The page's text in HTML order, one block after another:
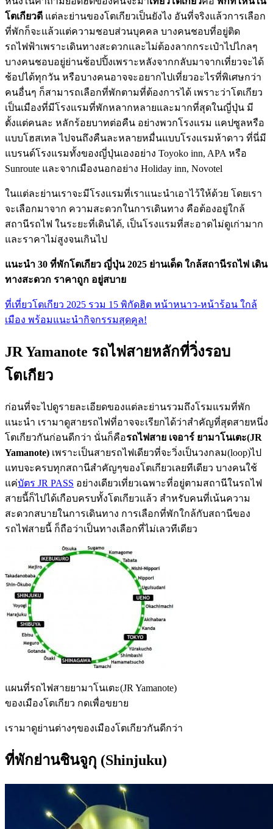
โตเกียวดี แต่ละย่านของโตเกียวเป็นยังไง อันที่จริงแล้วการเลือก
ที่พักก็จะแล้วแต่ความชอบส่วนบุคคล บางคนชอบที่อยู่ติด
รถไฟฟ้าเพราะเดินทางสะดวกและไม่ต้องลากกระเป๋าไปไกลๆ
บางคนชอบอยู่ย่านช้อปปิ้งเพราะหลังจากกลับมาจากเที่ยวจะได้
ช้อปได้ทุกวัน หรือบางคนอาจจะอยากไปเที่ยวอะไรที่พิเศษกว่า
คนอื่นๆ ก็สามารถเลือกที่พักตามที่ต้องการได้ เพราะว่าโตเกียว
เป็นเมืองที่มีโรงแรมที่พักหลากหลายและมากที่สุดในญี่ปุ่น มี
ตั้งแต่คนละ หลักร้อยบาทต่อคืน อย่างพวกโรงแรม แคปซูลหรือ
แบบโฮสเทล ไปจนถึงคืนละหลายหมื่นแบบโรงแรมห้าดาว ที่นี่มี
แบรนด์โรงแรมทั้งของญี่ปุ่นเองอย่าง Toyoko inn, APA หรือ
Sunroute และจากเมืองนอกอย่าง Holiday inn, Novotel
ในแต่ละย่านเราจะมีโรงแรมที่เราแนะนำเอาไว้ให้ด้วย โดยเรา
จะเลือกมาจาก ความสะดวกในการเดินทาง คือต้องอยู่ใกล้
สถานีรถไฟ ในระยะที่เดินได้, เป็นโรงแรมที่สะอาดไม่ดูเก่ามาก
และราคาไม่สูงจนเกินไป
แนะนำ 30 ที่พักโตเกียว ญี่ปุ่น 2025 ย่านเด็ด ใกล้สถานีรถไฟ เดิน
ทางสะดวก ราคาถูก อยู่สบาย
ที่เที่ยวโตเกียว 2025 รวม 15 พิกัดฮิต หน้าหนาว-หน้าร้อน ใกล้
เมือง พร้อมแนะนำกิจกรรมสุดคูล!
JR Yamanote รถไฟสายหลักที่วิ่งรอบ
โตเกียว
ก่อนที่จะไปดูรายละเอียดของแต่ละย่านรวมถึงโรมแรมที่พัก
แนะนำ เรามาดูสายรถไฟที่อาจจะเรียกได้ว่าสำคัญที่สุดสายหนึ่ง
โตเกียวกันก่อนดีกว่า นั่นก็คือรถไฟสาย เจอาร์ ยามาโนเตะ(JR
Yamanote) เพราะเป็นสายรถไฟเดียวที่จะวิ่งเป็นวงกลม(loop)ไป
แทบจะครบทุกสถานีสำคัญๆของโตเกียวเลยทีเดียว บางคนใช้
แค่บัตร JR PASS อย่างเดียวเที่ยวเฉพาะที่อยู่ตามสถานีในรถไฟ
สายนี้ก็ไปได้เกือบครบทั้งโตเกียวแล้ว สำหรับคนที่เน้นความ
สะดวกสบายในการเดินทาง การเลือกที่พักใกล้กับสถานีของ
รถไฟสายนี้ ก็ถือว่าเป็นทางเลือกที่ไม่เลวทีเดียว
แผนที่รถไฟสายยามาโนเตะ(JR Yamanote)
ของเมืองโตเกียว กดเพื่อขยาย
เรามาดูย่านต่างๆของเมืองโตเกียวกันดีกว่า
ที่พักย่านชินจูกุ (Shinjuku)